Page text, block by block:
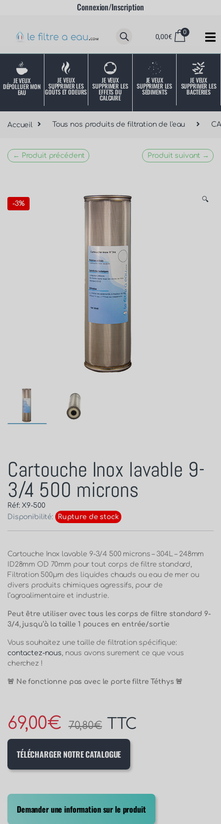
Connexion/Inscription
0,00€
0
JE VEUX
DÉPOLLUER MON
EAU
JE VEUX
SUPPRIMER LES
GOÛTS ET ODEURS
JE VEUX
SUPPRIMER LES
EFFETS DU
CALCAIRE
JE VEUX
SUPPRIMER LES
SÉDIMENTS
JE VEUX
SUPPRIMER LES
BACTÉRIES
Accueil Tous nos produits de filtration de l'eau
← Produit précédent Produit suivant →
-3%
🔍
Cartouche Inox lavable 9-
3/4 500 microns
Réf: X9-500
Disponibilité:
Rupture de stock
Cartouche Inox lavable 9-3/4 500 microns – 304L – 248mm
ID28mm OD 70mm pour tout corps de filtre standard,
Filtration 500µm des liquides chauds ou eau de mer ou
divers produits chimiques agressifs, pour de
l’agroalimentaire et industrie.
Peut être utiliser avec tous les corps de filtre standard 9-
3/4, jusqu’à la taille 1 pouces en entrée/sortie
Vous souhaitez une taille de filtration spécifique:
contactez-nous, nous avons surement ce que vous
cherchez !
🚨 Ne fonctionne pas avec le porte filtre Téthys 🚨
69,00€ 70,80€ TTC
TÉLÉCHARGER NOTRE CATALOGUE
Demander une information sur le produit